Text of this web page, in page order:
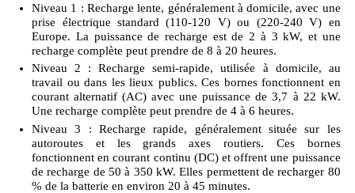
Niveau 1 : Recharge lente, généralement à domicile, avec une
prise électrique standard (110-120 V) ou (220-240 V) en
Europe. La puissance de recharge est de 2 à 3 kW, et une
recharge complète peut prendre de 8 à 20 heures.
Niveau 2 : Recharge semi-rapide, utilisée à domicile, au
travail ou dans les lieux publics. Ces bornes fonctionnent en
courant alternatif (AC) avec une puissance de 3,7 à 22 kW.
Une recharge complète peut prendre de 4 à 6 heures.
Niveau 3 : Recharge rapide, généralement située sur les
autoroutes et les grands axes routiers. Ces bornes
fonctionnent en courant continu (DC) et offrent une puissance
de recharge de 50 à 350 kW. Elles permettent de recharger 80
% de la batterie en environ 20 à 45 minutes.